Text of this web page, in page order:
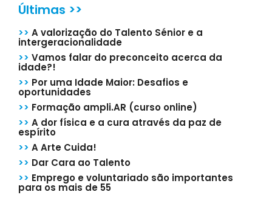
Últimas >>
>> A valorização do Talento Sénior e a
intergeracionalidade
>> Vamos falar do preconceito acerca da
idade?!
>> Por uma Idade Maior: Desafios e
oportunidades
>> Formação ampli.AR (curso online)
>> A dor física e a cura através da paz de
espírito
>> A Arte Cuida!
>> Dar Cara ao Talento
>> Emprego e voluntariado são importantes
para os mais de 55